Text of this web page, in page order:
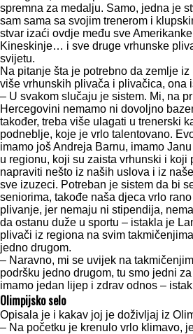
spremna za medalju. Samo, jedna je
sam sama sa svojim trenerom i
stvar izaći ovdje među sve
Kineskinje… i sve druge vrhunske
svijetu.
Na pitanje šta je potrebno da zemlje
više vrhunskih plivača i plivačica, ona
– U svakom slučaju je sistem. Mi, na
Hercegovini nemamo ni dovoljno
također, treba više ulagati u trenerski
podneblje, koje je vrlo talentovano.
imamo još Andreja Barnu, imamo
u regionu, koji su zaista vrhunski i koji
napraviti nešto iz naših uslova i iz
sve izuzeci. Potreban je sistem da bi
seniorima, takođe naša djeca vrlo
plivanje, jer nemaju ni stipendija,
da ostanu duže u sportu – istakla je
plivači iz regiona na svim
jedno drugom.
– Naravno, mi se uvijek na
podršku jedno drugom, tu smo jedni
imamo jedan lijep i zdrav odnos –
Olimpijsko selo
Opisala je i kakav joj je doživljaj iz
– Na početku je krenulo vrlo klimavo,